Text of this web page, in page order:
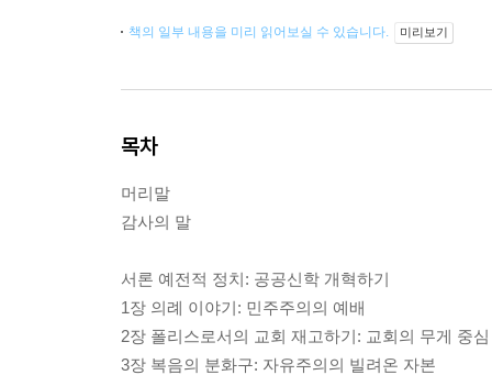
책의 일부 내용을 미리 읽어보실 수 있습니다. 미리보기
목차
머리말
감사의 말
서론 예전적 정치: 공공신학 개혁하기
1장 의례 이야기: 민주주의의 예배
2장 폴리스로서의 교회 재고하기: 교회의 무게 중
3장 복음의 분화구: 자유주의의 빌려온 자본